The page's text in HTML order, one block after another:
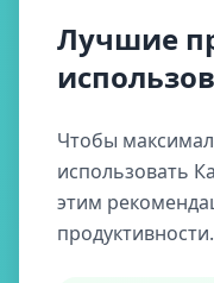
Лучшие
Чтобы
использовать
этим
продуктивности.